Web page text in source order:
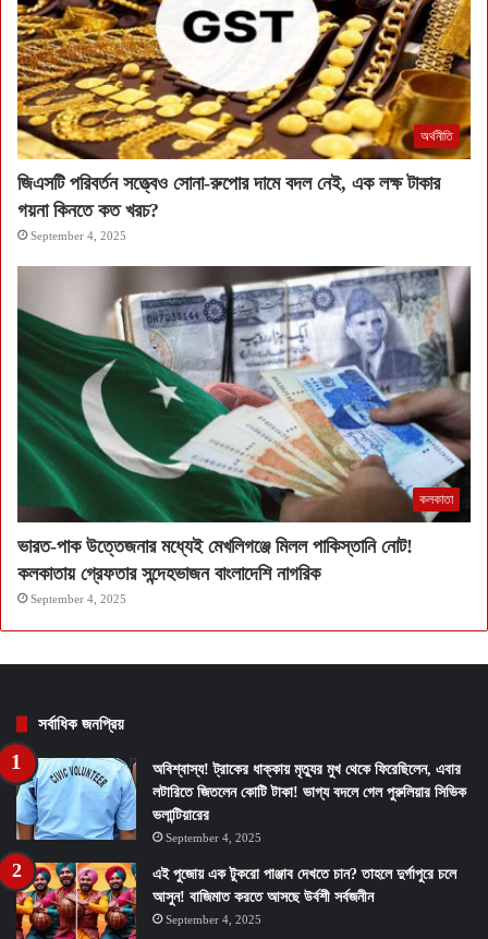
অর্থনীতি
জিএসটি পরিবর্তন সত্ত্বেও সোনা-রুপোর দামে বদল নেই, এক লক্ষ টাকার
গয়না কিনতে কত খরচ?
September 4, 2025
কলকাতা
ভারত-পাক উত্তেজনার মধ্যেই মেখলিগঞ্জে মিলল পাকিস্তানি নোট!
কলকাতায় গ্রেফতার সন্দেহভাজন বাংলাদেশি নাগরিক
September 4, 2025
সর্বাধিক জনপ্রিয়
অবিশ্বাস্য! ট্রাকের ধাক্কায় মৃত্যুর মুখ থেকে ফিরেছিলেন, এবার
লটারিতে জিতলেন কোটি টাকা! ভাগ্য বদলে গেল পুরুলিয়ার সিভিক
ভলান্টিয়ারের
September 4, 2025
এই পুজোয় এক টুকরো পাঞ্জাব দেখতে চান? তাহলে দুর্গাপুরে চলে
আসুন! বাজিমাত করতে আসছে উর্বশী সর্বজনীন
September 4, 2025